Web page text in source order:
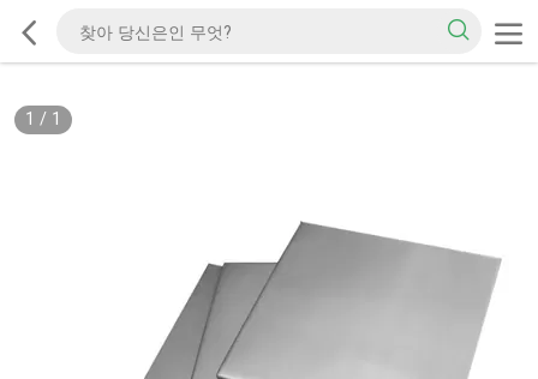
1 / 1